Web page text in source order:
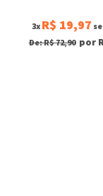
3x R$ 19,97
De: R$ 72,90 por